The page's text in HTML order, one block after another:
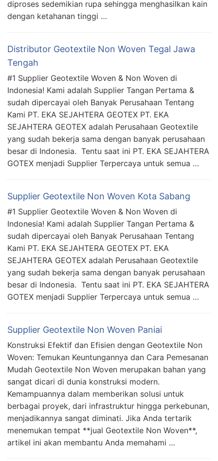
diproses sedemikian rupa sehingga menghasilkan kain
dengan ketahanan tinggi …
Distributor Geotextile Non Woven Tegal Jawa
Tengah
#1 Supplier Geotextile Woven & Non Woven di
Indonesia! Kami adalah Supplier Tangan Pertama &
sudah dipercayai oleh Banyak Perusahaan Tentang
Kami PT. EKA SEJAHTERA GEOTEX PT. EKA
SEJAHTERA GEOTEX adalah Perusahaan Geotextile
yang sudah bekerja sama dengan banyak perusahaan
besar di Indonesia. Tentu saat ini PT. EKA SEJAHTERA
GOTEX menjadi Supplier Terpercaya untuk semua …
Supplier Geotextile Non Woven Kota Sabang
#1 Supplier Geotextile Woven & Non Woven di
Indonesia! Kami adalah Supplier Tangan Pertama &
sudah dipercayai oleh Banyak Perusahaan Tentang
Kami PT. EKA SEJAHTERA GEOTEX PT. EKA
SEJAHTERA GEOTEX adalah Perusahaan Geotextile
yang sudah bekerja sama dengan banyak perusahaan
besar di Indonesia. Tentu saat ini PT. EKA SEJAHTERA
GOTEX menjadi Supplier Terpercaya untuk semua …
Supplier Geotextile Non Woven Paniai
Konstruksi Efektif dan Efisien dengan Geotextile Non
Woven: Temukan Keuntungannya dan Cara Pemesanan
Mudah Geotextile Non Woven merupakan bahan yang
sangat dicari di dunia konstruksi modern.
Kemampuannya dalam memberikan solusi untuk
berbagai proyek, dari infrastruktur hingga perkebunan,
menjadikannya sangat diminati. Jika Anda tertarik
menemukan tempat **jual Geotextile Non Woven**,
artikel ini akan membantu Anda memahami …